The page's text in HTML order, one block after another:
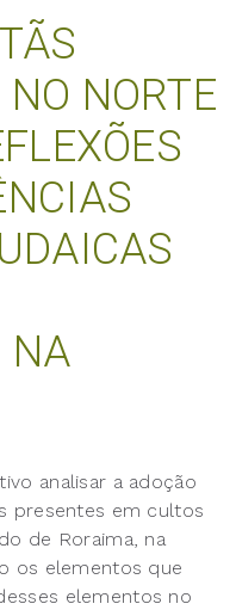
NORTE
NA
analisar a adoção
presentes em cultos
de Roraima, na
os elementos que
elementos no